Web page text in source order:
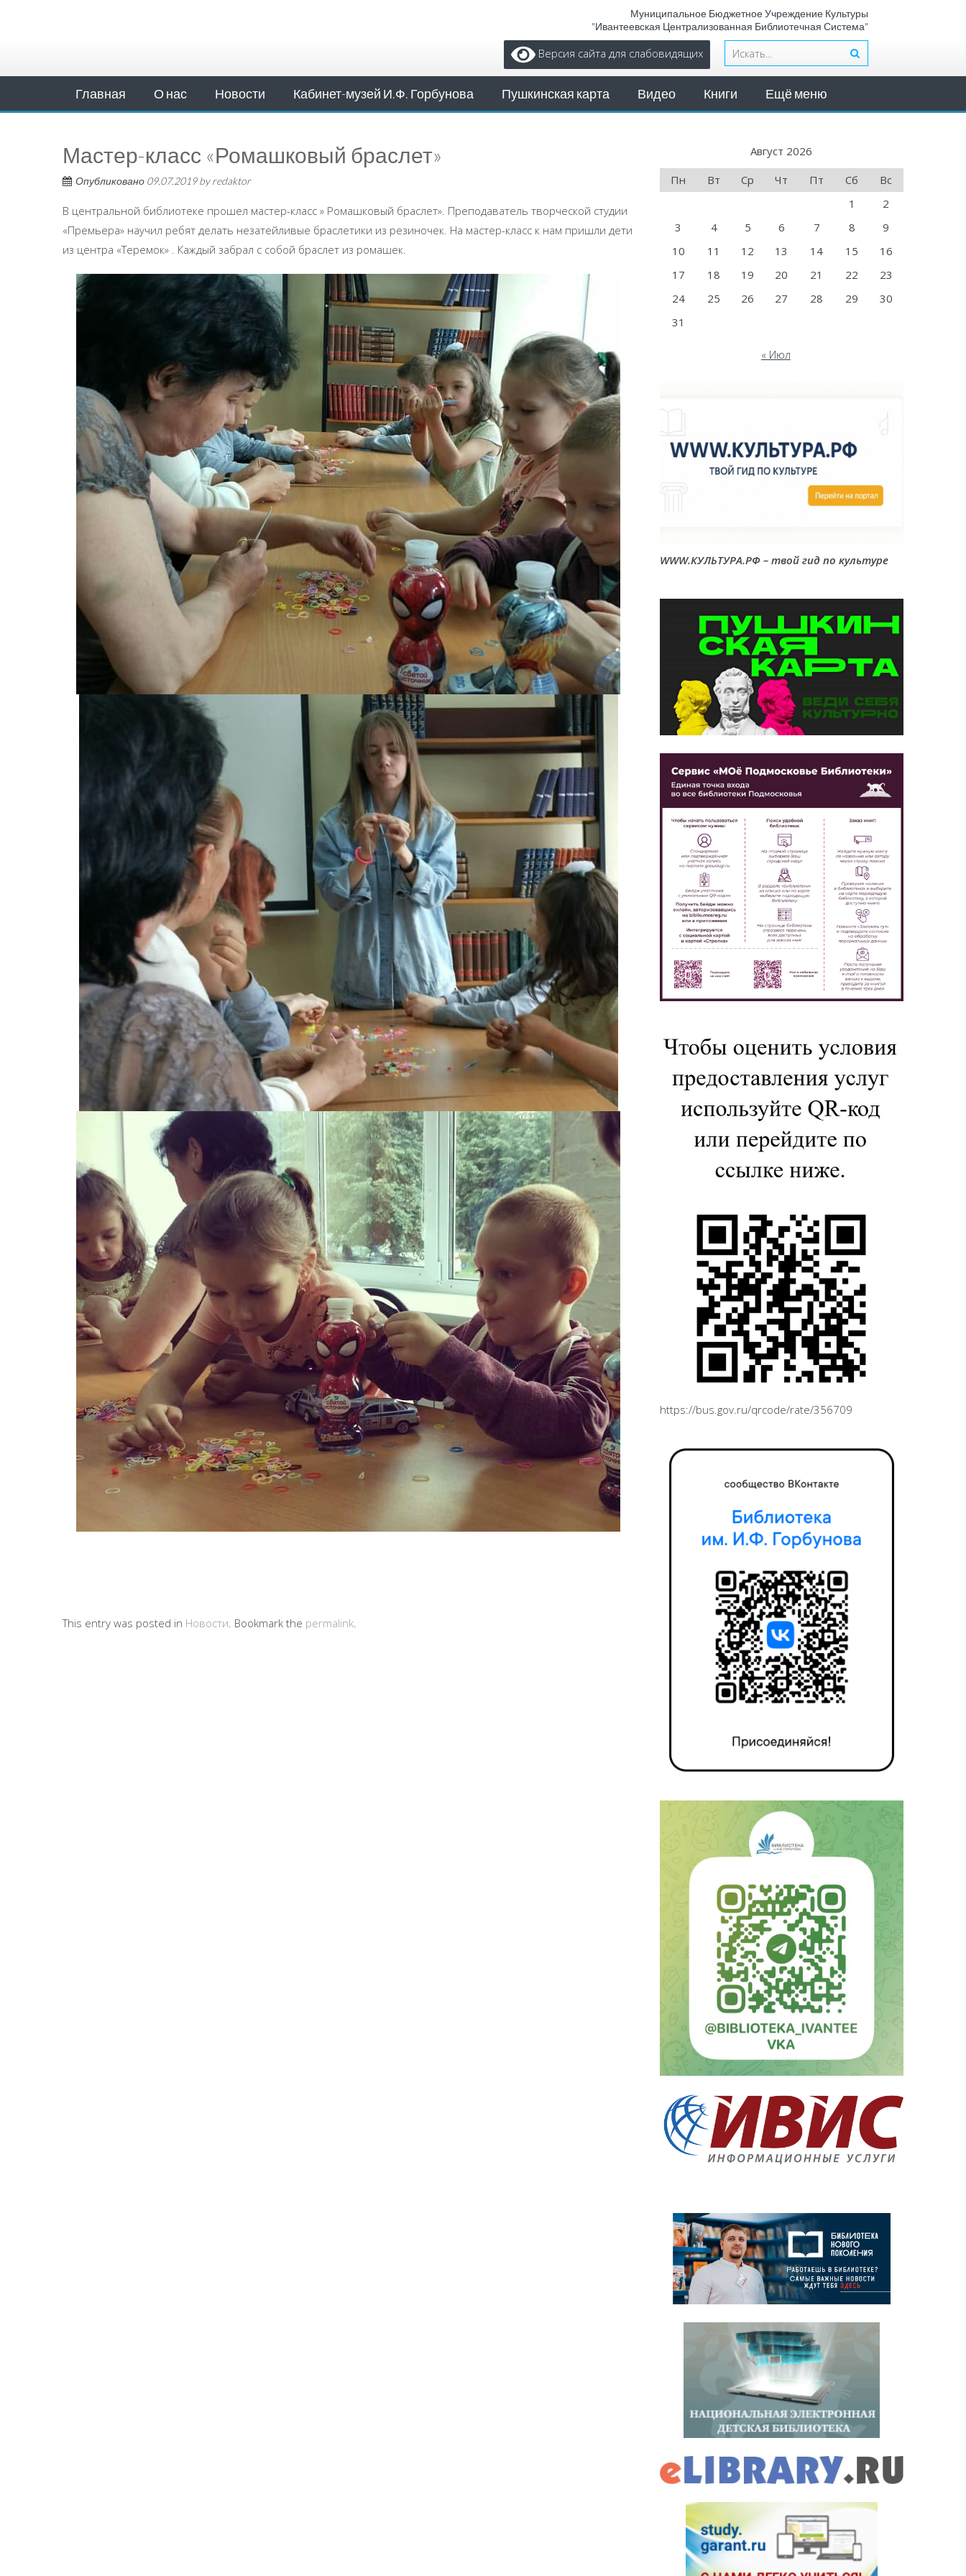
Муниципальное Бюджетное Учреждение Культуры
"Ивантеевская Централизованная Библиотечная Система"
Версия сайта для слабовидящих
Главная О нас Новости Кабинет-музей И.Ф. Горбунова Пушкинская карта Видео Книги Ещё меню
Мастер-класс «Ромашковый браслет»
Опубликовано 09.07.2019byredaktor
В центральной библиотеке прошел мастер-класс » Ромашковый браслет». Преподаватель творческой студии
«Премьера» научил ребят делать незатейливые браслетики из резиночек. На мастер-класс к нам пришли дети
из центра «Теремок» . Каждый забрал с собой браслет из ромашек.
This entry was posted in Новости . Bookmark the permalink
Август 2026
Пн
Вт Ср Чт Пт Сб
Вс
1
2
3
4 5 6 7 8
9
10
11 12 13 14 15
16
17
18 19 20 21 22
23
24
25 26 27 28 29
30
31
« Июл
WWW.КУЛЬТУРА.РФ – твой гид по культуре
https://bus.gov.ru/qrcode/rate/356709